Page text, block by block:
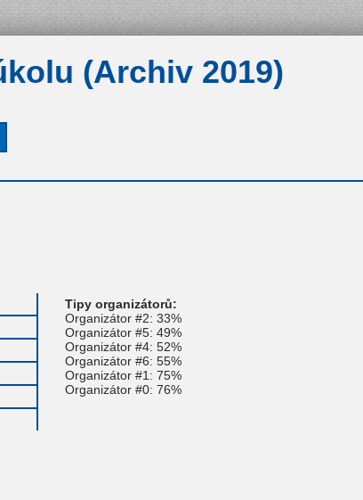
(Archiv 2019)
Tipy organizátorů:
Organizátor #2: 33%
Organizátor #5: 49%
Organizátor #4: 52%
Organizátor #6: 55%
Organizátor #1: 75%
Organizátor #0: 76%